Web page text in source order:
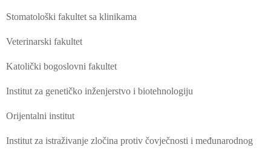
Stomatološki fakultet sa klinikama
Veterinarski fakultet
Katolički bogoslovni fakultet
Institut za genetičko inženjerstvo i biotehnologiju
Orijentalni institut
Institut za istraživanje zločina protiv čovječnosti i međunarodnog